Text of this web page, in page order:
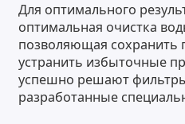
Для оптимального
оптимальная очистка
позволяющая сохранить
устранить избыточные
успешно решают
разработанные